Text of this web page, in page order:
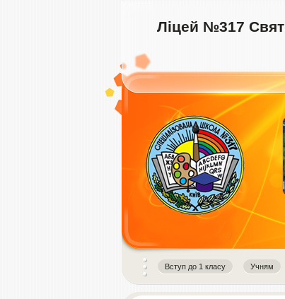
Ліцей №317
instagram downloader
Вступ до 1 класу Учням